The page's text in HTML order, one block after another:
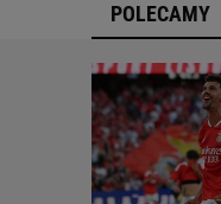
POLECAMY